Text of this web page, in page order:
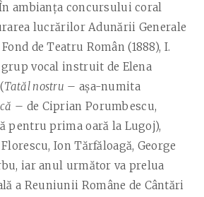
ambianţa concursului coral
lucrărilor Adunării Generale
de Teatru Român (1888), I.
vocal instruit de Elena
Tatăl nostru – aşa-numita
– de Ciprian Porumbescu,
pentru prima oară la Lugoj),
Ion Tărfăloagă, George
iar anul următor va prelua
a Reuniunii Române de Cântări